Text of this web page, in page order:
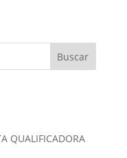
QUALIFICADORA